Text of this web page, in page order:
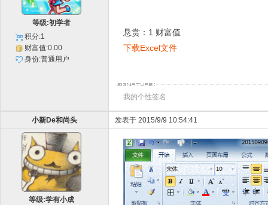
等级:初学者
积分:1
财富值:0.00
身份:普通用户
悬赏：1 财富值
下载Excel文件
我的个性签名
小新De和尚头 发表于 2015/9/9 10:54:41
等级:学有小成